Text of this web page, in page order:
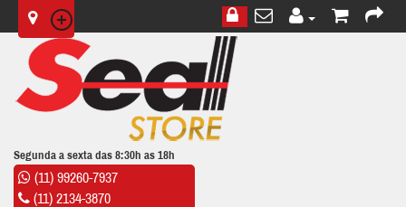
Segunda a sexta das 8:30h as 18h
(11) 99260-7937
(11) 2134-3870